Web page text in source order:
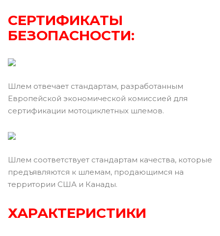
СЕРТИФИКАТЫ
БЕЗОПАСНОСТИ:
Шлем отвечает стандартам, разработанным
Европейской экономической комиссией для
сертификации мотоциклетных шлемов.
Шлем соответствует стандартам качества, которые
предъявляются к шлемам, продающимся на
территории США и Канады.
ХАРАКТЕРИСТИКИ